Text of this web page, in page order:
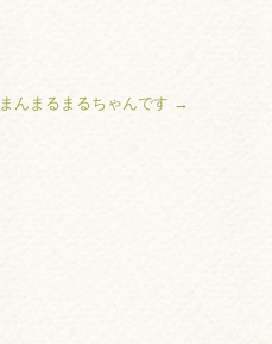
まんまるまるちゃんです →